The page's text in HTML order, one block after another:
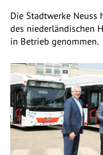
Die Stadtwerke Neuss
des niederländischen
in Betrieb genommen.